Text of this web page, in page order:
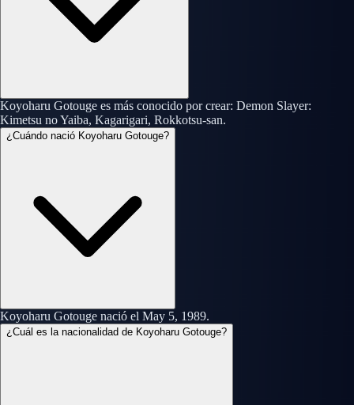
Koyoharu Gotouge es más conocido por crear: Demon Slayer:
Kimetsu no Yaiba, Kagarigari, Rokkotsu-san.
¿Cuándo nació Koyoharu Gotouge?
Koyoharu Gotouge nació el May 5, 1989.
¿Cuál es la nacionalidad de Koyoharu Gotouge?